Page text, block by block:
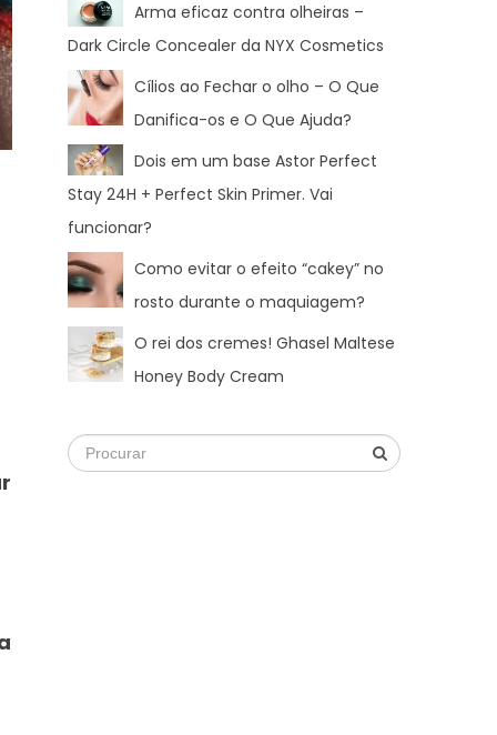
Arma eficaz contra olheiras –
Dark Circle Concealer da NYX Cosmetics
Cílios ao Fechar o olho – O Que
Danifica-os e O Que Ajuda?
Dois em um base Astor Perfect
Stay 24H + Perfect Skin Primer. Vai
funcionar?
Como evitar o efeito “cakey” no
rosto durante o maquiagem?
O rei dos cremes! Ghasel Maltese
Honey Body Cream